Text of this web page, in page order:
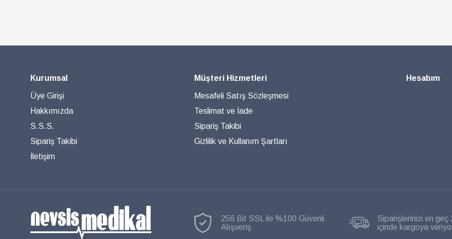
Kurumsal
Üye Girişi
Hakkımızda
S.S.S.
Sipariş Takibi
İletişim
Müşteri Hizmetleri
Mesafeli Satış Sözleşmesi
Teslimat ve İade
Sipariş Takibi
Gizlilik ve Kullanım Şartları
Hesabım
256 Bit SSL ile %100 Güvenli
Alışveriş
Siparişlerinizi en geç
içinde kargoya